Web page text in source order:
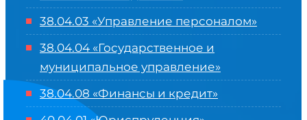
38.04.03 «Управление персоналом»
38.04.04 «Государственное и
муниципальное управление»
38.04.08 «Финансы и кредит»